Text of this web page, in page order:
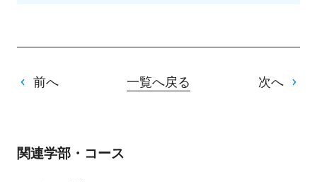
前へ 一覧へ戻る 次へ
関連学部・コース